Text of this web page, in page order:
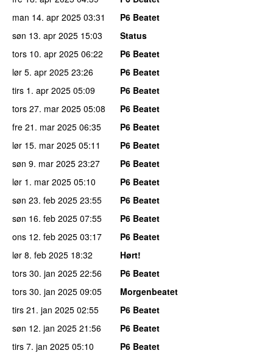
man 14. apr 2025 03:31
P6 Beatet
søn 13. apr 2025 15:03
Status
tors 10. apr 2025 06:22
P6 Beatet
lør 5. apr 2025 23:26
P6 Beatet
tirs 1. apr 2025 05:09
P6 Beatet
tors 27. mar 2025 05:08
P6 Beatet
fre 21. mar 2025 06:35
P6 Beatet
lør 15. mar 2025 05:11
P6 Beatet
søn 9. mar 2025 23:27
P6 Beatet
lør 1. mar 2025 05:10
P6 Beatet
søn 23. feb 2025 23:55
P6 Beatet
søn 16. feb 2025 07:55
P6 Beatet
ons 12. feb 2025 03:17
P6 Beatet
lør 8. feb 2025 18:32
Hørt!
tors 30. jan 2025 22:56
P6 Beatet
tors 30. jan 2025 09:05
Morgenbeatet
tirs 21. jan 2025 02:55
P6 Beatet
søn 12. jan 2025 21:56
P6 Beatet
tirs 7. jan 2025 05:10
P6 Beatet